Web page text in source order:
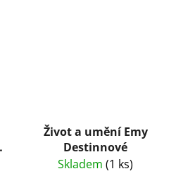
Život a umění Emy
Destinnové
Skladem (1 ks)